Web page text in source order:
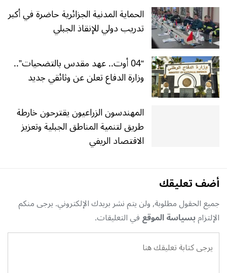
الحماية المدنية الجزائرية حاضرة في أكبر
تدريب دولي للإنقاذ الجبلي
“04 أوت.. عهد مقدس بالتضحيات”..
وزارة الدفاع تعلن عن وثائقي جديد
المهندسون الزراعيون يقترحون خارطة
طريق لتنمية المناطق الجبلية وتعزيز
الاقتصاد الريفي
أضف تعليقك
جميع الحقول مطلوبة, ولن يتم نشر بريدك الإلكتروني. يرجى منكم
الإلتزامبسياسة الموقعفي التعليقات.